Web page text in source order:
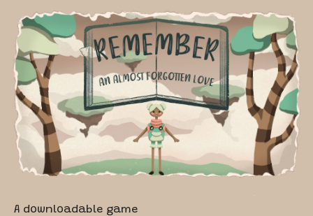
A downloadable game